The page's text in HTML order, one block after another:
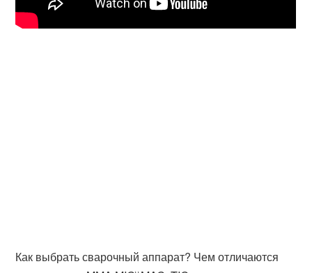
Как выбрать сварочный аппарат? Чем отличаются